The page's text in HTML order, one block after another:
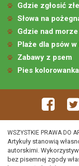
Gdzie zgłosić
Słowa na
Gdzie nad
Plaże dla psów
Zabawy z psem
Pies
WSZYSTKIE PRAWA DO
Artykuły stanowią
autorskimi.
bez pisemnej zgody